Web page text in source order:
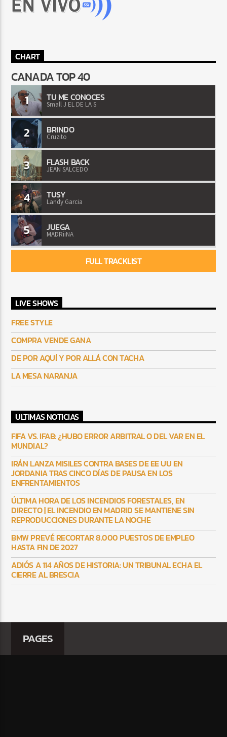
CHART
CANADA TOP 40
1 TU ME CONOCES
Small J EL DE LA S
2 BRINDO
Cruzito
3 FLASH BACK
JEAN SALCEDO
4 TUSY
Landy Garcia
5 JUEGA
MADRiiNA
FULL TRACKLIST
LIVE SHOWS
FREE STYLE
COMPRA VENDE GANA
DE POR AQUÍ Y POR ALLÁ CON TACHA
LA MESA NARANJA
ULTIMAS NOTICIAS
FIFA VS. IFAB: ¿HUBO ERROR ARBITRAL O DEL VAR EN EL
MUNDIAL?
IRÁN LANZA MISILES CONTRA BASES DE EE UU EN
JORDANIA TRAS CINCO DÍAS DE PAUSA EN LOS
ENFRENTAMIENTOS
ÚLTIMA HORA DE LOS INCENDIOS FORESTALES, EN
DIRECTO | EL INCENDIO EN MADRID SE MANTIENE SIN
REPRODUCCIONES DURANTE LA NOCHE
BMW PREVÉ RECORTAR 8.000 PUESTOS DE EMPLEO
HASTA FIN DE 2027
ADIÓS A 114 AÑOS DE HISTORIA: UN TRIBUNAL ECHA EL
CIERRE AL BRESCIA
PAGES